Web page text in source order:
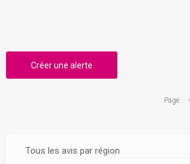
Tous les avis par région
Créer une alerte
Page :